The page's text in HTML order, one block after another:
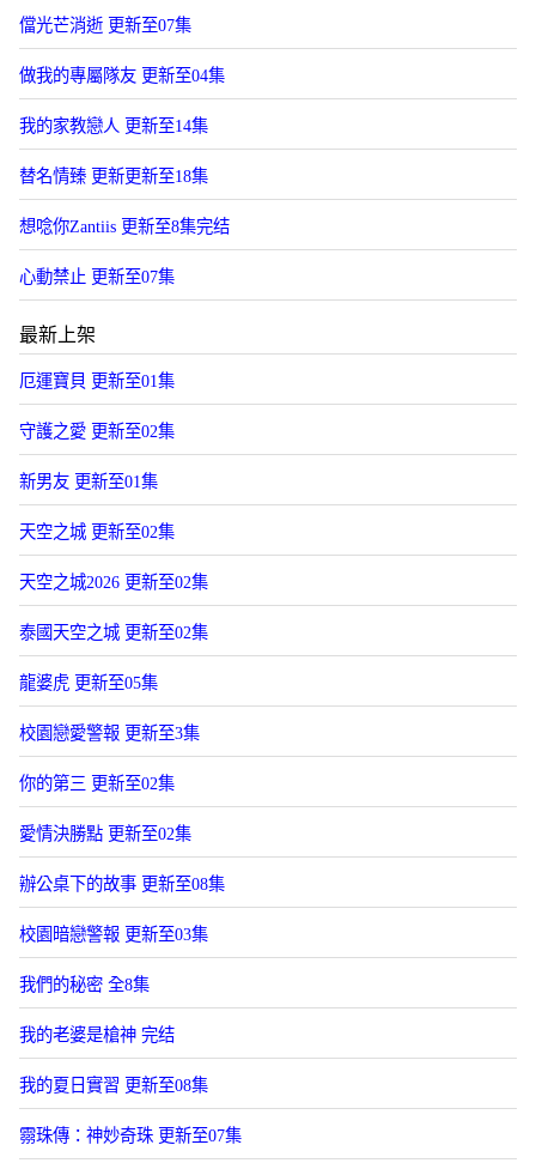
儅光芒消逝 更新至07集
做我的專屬隊友 更新至04集
我的家教戀人 更新至14集
替名情臻 更新更新至18集
想唸你Zantiis 更新至8集完结
心動禁止 更新至07集
最新上架
厄運寶貝 更新至01集
守護之愛 更新至02集
新男友 更新至01集
天空之城 更新至02集
天空之城2026 更新至02集
泰國天空之城 更新至02集
龍婆虎 更新至05集
校園戀愛警報 更新至3集
你的第三 更新至02集
愛情決勝點 更新至02集
辦公桌下的故事 更新至08集
校園暗戀警報 更新至03集
我們的秘密 全8集
我的老婆是槍神 完结
我的夏日實習 更新至08集
霛珠傳：神妙奇珠 更新至07集